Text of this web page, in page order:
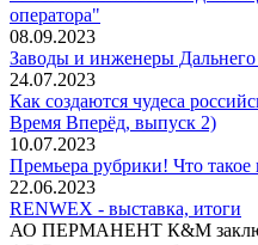
оператора"
08.09.2023
Заводы и инженеры Дальнего
24.07.2023
Как создаются чудеса
Время Вперёд, выпуск 2)
10.07.2023
Премьера рубрики! Что
22.06.2023
RENWEX - выставка, итоги
АО ПЕРМАНЕНТ К&М